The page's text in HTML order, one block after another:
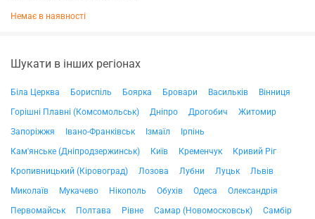
Немає в наявності
Шукати в інших регіонах
Біла Церква Бориспіль Боярка Бровари Васильків
Вінниця
Горішні Плавні (Комсомольськ)
Дніпро Дрогобич
Житомир
Запоріжжя
Івано-Франківськ Ізмаїл
Ірпінь
Кам'янське (Дніпродзержинськ)
Київ Кременчук
Кривий Ріг
Кропивницький (Кіровоград)
Лозова Лубни Луцьк
Львів
Миколаїв
Мукачево Нікополь Обухів Одеса
Олександрія
Первомайськ
Полтава Рівне Самар (Новомосковськ)
Самбір